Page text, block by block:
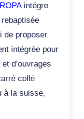
intégre
de proposer
intégrée pour
d’ouvrages
collé
à la suisse,